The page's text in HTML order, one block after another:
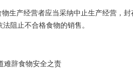
生产经营者应当采纳中止生产经营，
阻止不合格食物的销售。
难辞食物安全之责